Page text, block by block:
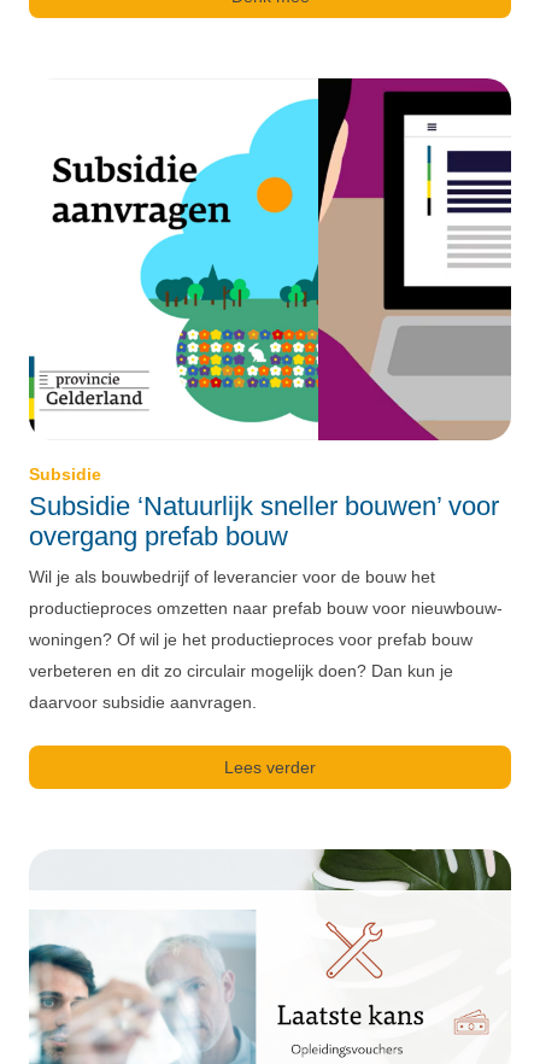
Subsidie
Subsidie ‘Natuurlijk sneller bouwen’ voor
overgang prefab bouw
Wil je als bouwbedrijf of leverancier voor de bouw het
productieproces omzetten naar prefab bouw voor nieuwbouw-
woningen? Of wil je het productieproces voor prefab bouw
verbeteren en dit zo circulair mogelijk doen? Dan kun je
daarvoor subsidie aanvragen.
Lees verder